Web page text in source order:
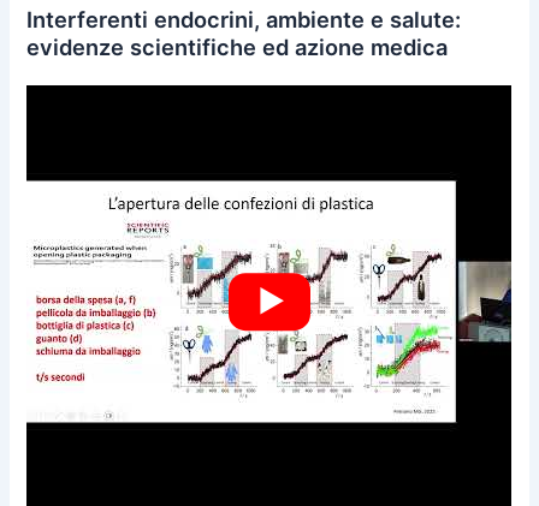
Interferenti endocrini, ambiente e salute:
evidenze scientifiche ed azione medica